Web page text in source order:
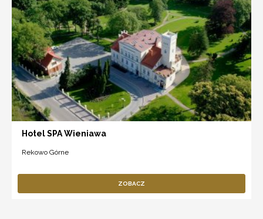
Hotel SPA Wieniawa
Rekowo Górne
ZOBACZ